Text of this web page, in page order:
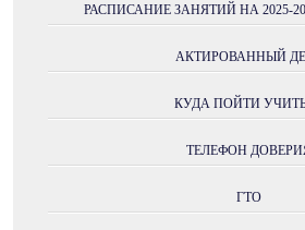
РАСПИСАНИЕ ЗАНЯТИЙ НА 2025-
АКТИРОВАННЫЙ
КУДА ПОЙТИ
ТЕЛЕФОН
ГТО